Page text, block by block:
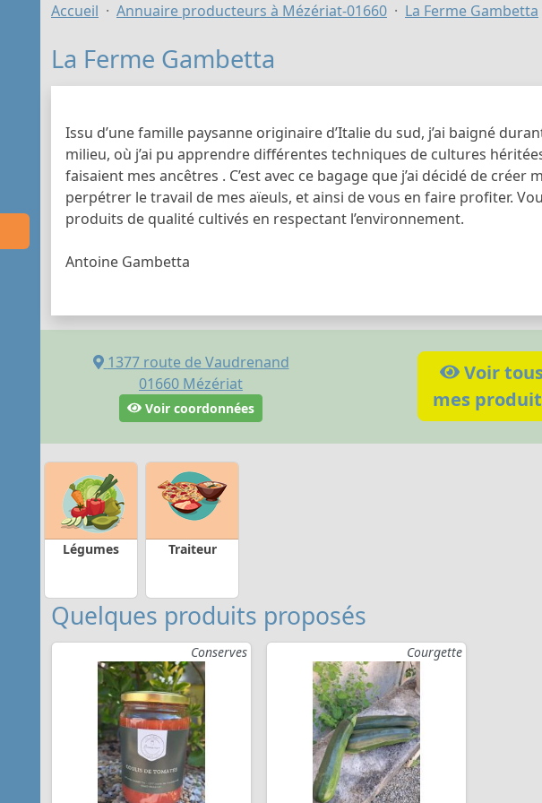
Accueil Annuaire producteurs à Mézériat-01660 La Ferme Gambetta
La Ferme Gambetta
Issu d’une famille paysanne originaire d’Italie du sud, j’ai baigné
milieu, où j’ai pu apprendre différentes techniques de cultures
faisaient mes ancêtres . C’est avec ce bagage que j’ai décidé de
perpétrer le travail de mes aïeuls, et ainsi de vous en faire profiter.
produits de qualité cultivés en respectant l’environnement.
Antoine Gambetta
1377 route de Vaudrenand
01660 Mézériat
Voir coordonnées
Voir
mes
Légumes Traiteur
Quelques produits proposés
Conserves Courgette